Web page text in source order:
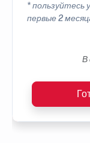
* пользуйтесь
первые 2
В